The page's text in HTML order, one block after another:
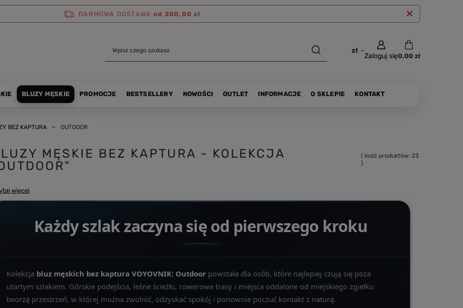
DARMOWA DOSTAWA od 200,00 zł
zł
Zaloguj się0,00 zł
BLUZY MĘSKIE PROMOCJE BESTSELLERY NOWOŚCI OUTLET INFORMACJE O SKLEPIE KONTAKT
BEZ KAPTURA OUTDOOR
MĘSKIE BEZ KAPTURA - KOLEKCJA
( ilość produktów:23
)
więcej
Każdy szlak zaczyna się od pierwszego kroku
Kolekcja bluz męskich bez kaptura VOYOVNIK: Outdoor powstała dla osób, które najlepiej czują się poza
utartym szlakiem. Górskie podejścia, leśne ścieżki, rowerowe trasy i miejsca oddalone od miejskiego zgiełku
tworzą przestrzeń, w której można zwolnić, odzyskać spokój i ponownie poczuć kontakt z naturą.